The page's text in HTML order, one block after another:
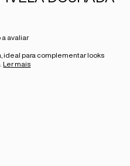
a avaliar
ideal para complementar looks
Ler mais